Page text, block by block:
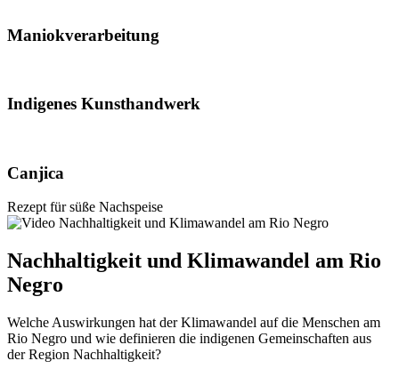
Maniokverarbeitung
Indigenes Kunsthandwerk
Canjica
Rezept für süße Nachspeise
Nachhaltigkeit und Klimawandel am Rio
Negro
Welche Auswirkungen hat der Klimawandel auf die Menschen am
Rio Negro und wie definieren die indigenen Gemeinschaften aus
der Region Nachhaltigkeit?